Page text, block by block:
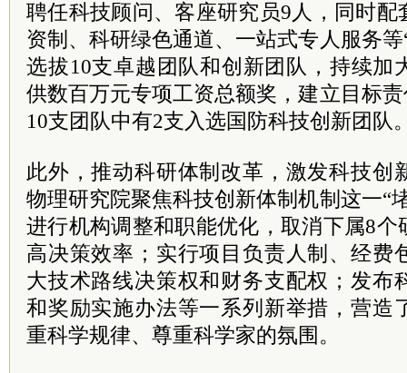
聘任科技顾问、客座研究员9人，同时
资制、科研绿色通道、一站式专人服务
选拔10支卓越团队和创新团队，持续加
供数百万元专项工资总额奖，建立目标
10支团队中有2支入选国防科技创新团队
此外，推动科研体制改革，激发科技创
物理研究院聚焦科技创新体制机制这一“
进行机构调整和职能优化，取消下属8
高决策效率；实行项目负责人制、经费
大技术路线决策权和财务支配权；发布
和奖励实施办法等一系列新举措，营造
重科学规律、尊重科学家的氛围。